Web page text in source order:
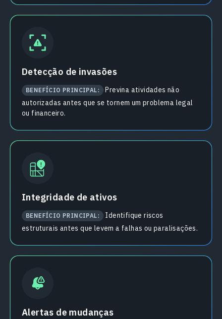
Detecção de invasões
BENEFÍCIO PRINCIPAL:
Previna atividades não
autorizadas antes que se tornem um problema legal
ou financeiro.
Integridade de ativos
BENEFÍCIO PRINCIPAL:
Identifique riscos
estruturais antes que levem a falhas ou paralisações.
Alertas de mudanças